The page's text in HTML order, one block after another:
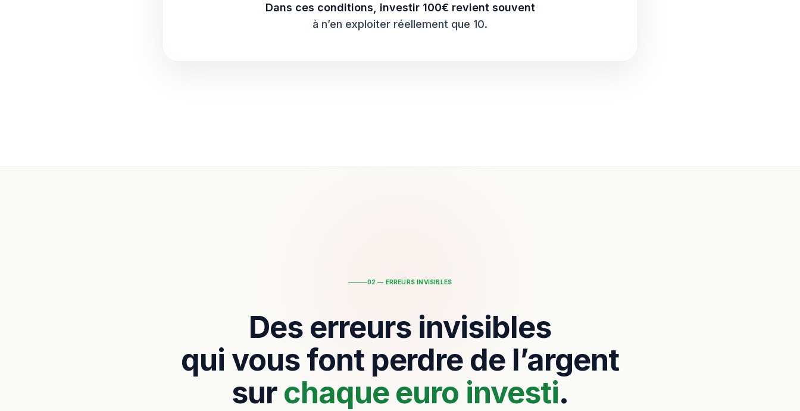
Dans ces conditions, investir 100€ revient souvent
à n’en exploiter réellement que 10.
02 — ERREURS INVISIBLES
Des erreurs invisibles
qui vous font perdre de l’argent
surchaque euro investi.